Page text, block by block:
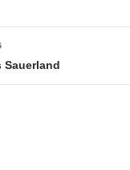
Sauerland